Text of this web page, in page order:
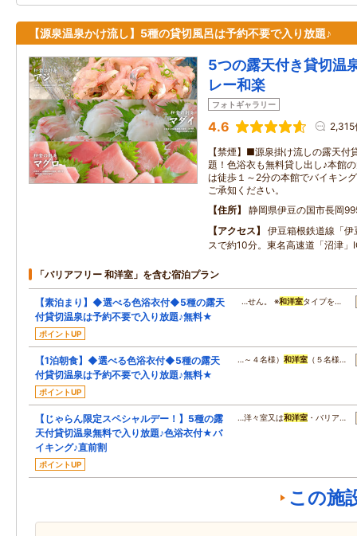
【源泉温泉かけ流し】5種の貸切風呂は予約不要で入り放題♪
5つの露天付き貸切
レー和楽
フォトギャラリー
4.6 2,315
【禁煙】■源泉掛け流しの露天付
題！色浴衣も無料貸し出し♪本館
は徒歩１～2分の本館でバイキン
ご承知ください。
住所
静岡県伊豆の国市長岡
アクセス
伊豆箱根鉄道線「
スで約10分。東名高速道「沼津」
「バリアフリー 和洋室」を含む宿泊プラン
【素泊まり】◆選べる色浴衣付◆5種の露天
付貸切温泉は予約不要で入り放題♪無料★
ポイントUP
…せん。 ※和洋室タイプを…
【1泊朝食】◆選べる色浴衣付◆5種の露天
付貸切温泉は予約不要で入り放題♪無料★
ポイントUP
…～４名様） 和洋室 （５名様…
【じゃらん限定スペシャルデー！】5種の露
天付貸切温泉無料で入り放題♪色浴衣付★バ
イキング♪直前割
ポイントUP
…洋々室又は和洋室 ・バリア…
この施